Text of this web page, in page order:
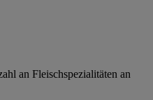
an Fleischspezialitäten an